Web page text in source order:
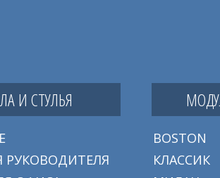
И СТУЛЬЯ
РУКОВОДИТЕЛЯ
BOSTON
КЛАССИК